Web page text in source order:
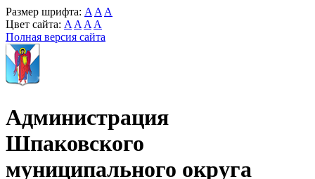
Размер шрифта: A A A
Цвет сайта: A A A A
Полная версия сайта
Администрация
Шпаковского
муниципального округа